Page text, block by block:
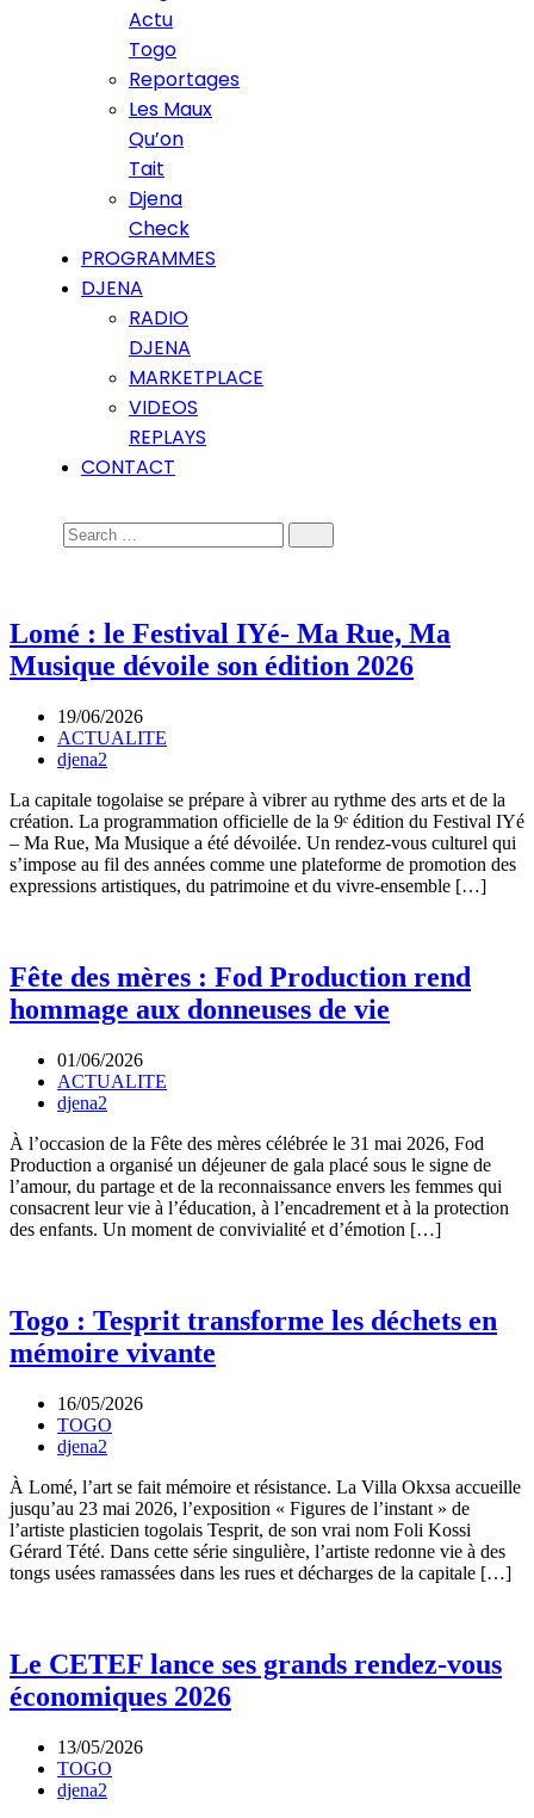
Actu
Togo
Reportages
Les Maux
Qu’on
Tait
Djena
Check
PROGRAMMES
DJENA
RADIO
DJENA
MARKETPLACE
VIDEOS
REPLAYS
CONTACT
Lomé : le Festival IYé- Ma Rue, Ma
Musique dévoile son édition 2026
19/06/2026
ACTUALITE
djena2
La capitale togolaise se prépare à vibrer au rythme des arts et de la
création. La programmation officielle de la 9ᵉ édition du Festival IYé
– Ma Rue, Ma Musique a été dévoilée. Un rendez-vous culturel qui
s’impose au fil des années comme une plateforme de promotion des
expressions artistiques, du patrimoine et du vivre-ensemble […]
Fête des mères : Fod Production rend
hommage aux donneuses de vie
01/06/2026
ACTUALITE
djena2
À l’occasion de la Fête des mères célébrée le 31 mai 2026, Fod
Production a organisé un déjeuner de gala placé sous le signe de
l’amour, du partage et de la reconnaissance envers les femmes qui
consacrent leur vie à l’éducation, à l’encadrement et à la protection
des enfants. Un moment de convivialité et d’émotion […]
Togo : Tesprit transforme les déchets en
mémoire vivante
16/05/2026
TOGO
djena2
À Lomé, l’art se fait mémoire et résistance. La Villa Okxsa accueille
jusqu’au 23 mai 2026, l’exposition « Figures de l’instant » de
l’artiste plasticien togolais Tesprit, de son vrai nom Foli Kossi
Gérard Tété. Dans cette série singulière, l’artiste redonne vie à des
tongs usées ramassées dans les rues et décharges de la capitale […]
Le CETEF lance ses grands rendez-vous
économiques 2026
13/05/2026
TOGO
djena2